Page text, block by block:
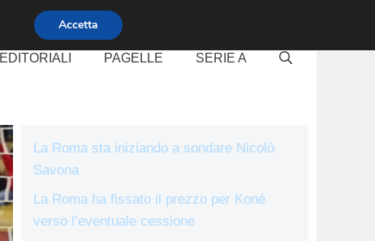
EDITORIALI PAGELLE SERIE A
La Roma sta iniziando a sondare Nicolò
Savona
La Roma ha fissato il prezzo per Koné
verso l’eventuale cessione
Accetta